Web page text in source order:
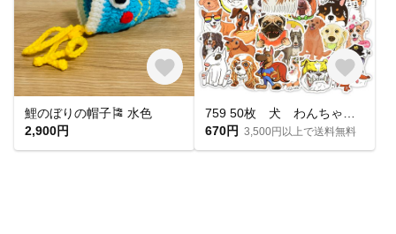
鯉のぼりの帽子🎏 水色
2,900円
670円 3,500円以上で送料無料